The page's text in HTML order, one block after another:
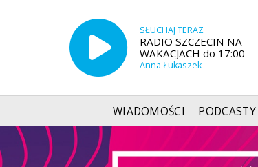
SŁUCHAJ TERAZ
RADIO SZCZECIN NA
WAKACJACH do 17:00
Anna Łukaszek
WIADOMOŚCI PODCASTY